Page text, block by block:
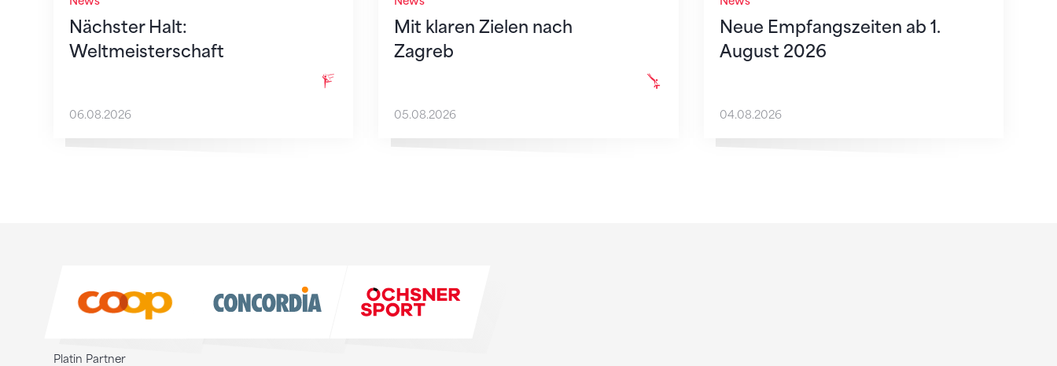
Nächster Halt:
Weltmeisterschaft
06.08.2026
Mit klaren Zielen nach
Zagreb
05.08.2026
Neue Empfangszeiten ab 1.
August 2026
04.08.2026
Platin Partner